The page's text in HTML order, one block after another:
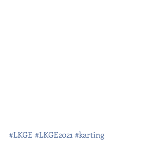
#LKGE #LKGE2021 #karting